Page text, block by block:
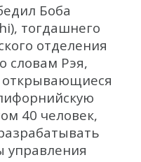
Боба
тогдашнего
отделения
словам Рэя,
40 человек,
управления